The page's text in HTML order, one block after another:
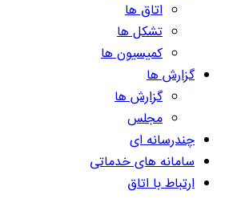
اتاق ها
تشکل ها
کمیسیون ها
گزارش ها
گزارش ها
مجلس
چندرسانه ای
سامانه های خدماتی
ارتباط با اتاق